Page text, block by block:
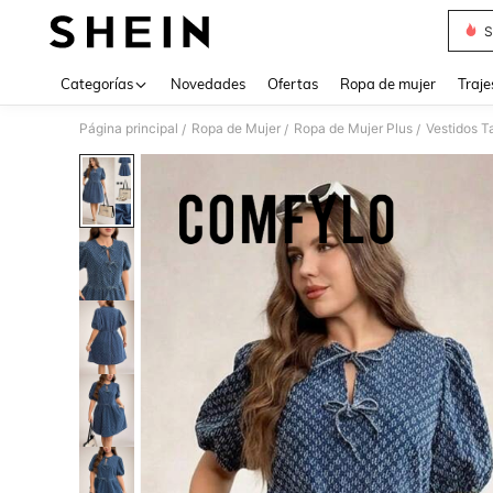
Categorías Novedades Ofertas Ropa de mujer
Página principal / Ropa de Mujer / Ropa de Mujer Plus / Vestidos